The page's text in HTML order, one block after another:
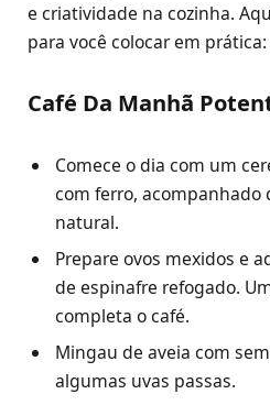
e criatividade na cozinha.
para você colocar em prática:
Café Da Manhã
Comece o dia com um
com ferro, acompanhado
natural.
Prepare ovos mexidos e
de espinafre refogado.
completa o café.
Mingau de aveia com
algumas uvas passas.